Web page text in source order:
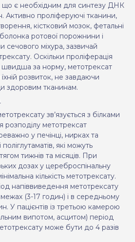
що є необхідним для синтезу ДНК
Активно проліферуючі тканини,
кістковий мозок, фетальні
ротової порожнини і
сечового міхура, зазвичай
Оскільки проліферація
швидша за норму, метотрексат
розвиток, не завдаючи
здоровим тканинам.
зв’язується з білками
розподілу метотрексат
у печінці, нирках та
поліглутаматів, які можуть
тижнів та місяців. При
дозах у цереброспінальну
кількість метотрексату.
напіввиведення метотрексату
(3-17 годин) і в середньому
У пацієнтів із третьою камерою
випотом, асцитом) період
може бути до 4 разів